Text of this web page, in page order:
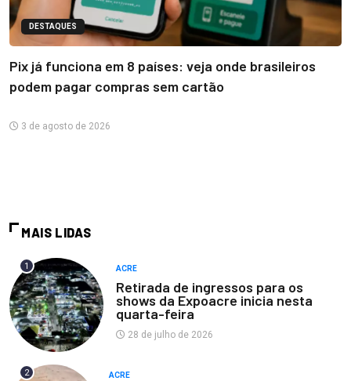
DESTAQUES
Pix já funciona em 8 países: veja onde brasileiros
podem pagar compras sem cartão
3 de agosto de 2026
MAIS LIDAS
1 ACRE
Retirada de ingressos para os
shows da Expoacre inicia nesta
quarta-feira
28 de julho de 2026
2 ACRE